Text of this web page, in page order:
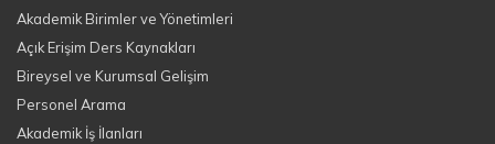
Akademik Birimler ve Yönetimleri
Açık Erişim Ders Kaynakları
Bireysel ve Kurumsal Gelişim
Personel Arama
Akademik İş İlanları